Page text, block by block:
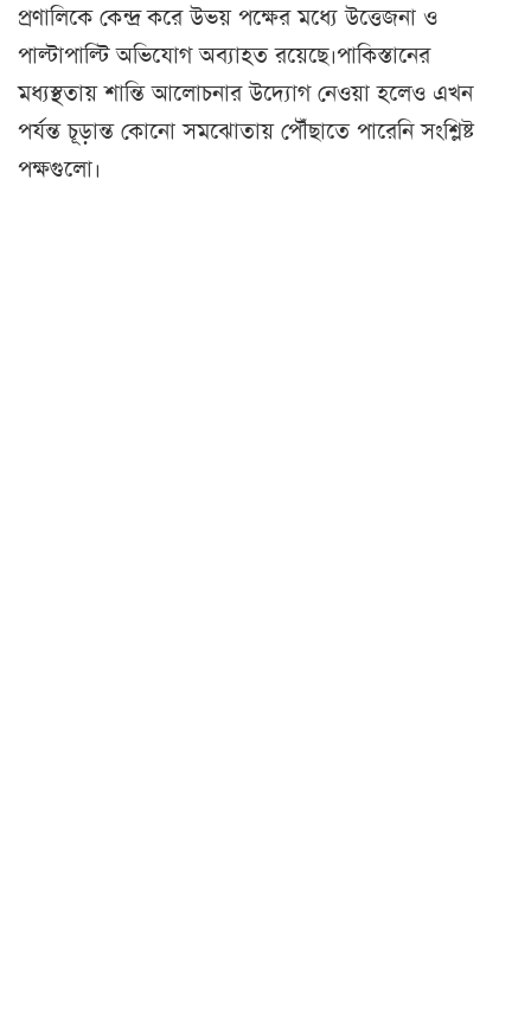
প্রণালিকে কেন্দ্র করে উভয় পক্ষের মধ্যে উত্তেজনা ও
পাল্টাপাল্টি অভিযোগ অব্যাহত রয়েছে।পাকিস্তানের
মধ্যস্থতায় শান্তি আলোচনার উদ্যোগ নেওয়া হলেও এখন
পর্যন্ত চূড়ান্ত কোনো সমঝোতায় পৌঁছাতে পারেনি সংশ্লিষ্ট
পক্ষগুলো।